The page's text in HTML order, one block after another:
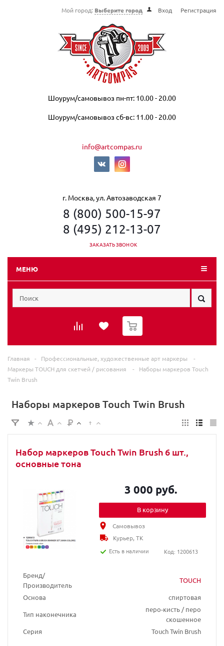
Мой город: Выберите город Вход Регистрация
Шоурум/самовывоз пн-пт: 10.00 - 20.00
Шоурум/самовывоз сб-вс: 11.00 - 20.00
info@artcompas.ru
г. Москва, ул. Автозаводская 7
8 (800) 500-15-97
8 (495) 212-13-07
ЗАКАЗАТЬ ЗВОНОК
МЕНЮ
0
Главная - Профессиональные, художественные арт маркеры
-
Маркеры TOUCH для скетчей / рисования
-
Наборы маркеров Touch
Twin Brush
Наборы маркеров Touch Twin Brush
Набор маркеров Touch Twin Brush 6 шт.,
основные тона
Бренд/
Производитель
TOUCH
Основа
спиртовая
Тип наконечника
перо-кисть / перо
скошенное
Серия
Touch Twin Brush
3 000 руб.
В корзину
Самовывоз
Курьер, ТК
Есть в наличии
Код: 1200613